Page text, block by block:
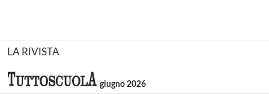
LA RIVISTA
giugno 2026